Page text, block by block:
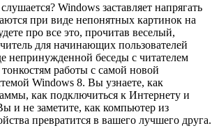
Windows заставляет напрягать
при виде непонятных картинок на
про все это, прочитав веселый,
для начинающих пользователей
непринужденной беседы с читателем
работы с самой новой
Windows 8. Вы узнаете, как
как подключиться к Интернету и
и не заметите, как компьютер из
превратится в вашего лучшего друга.